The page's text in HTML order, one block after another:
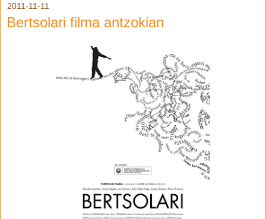
2011-11-11
Bertsolari filma antzokian